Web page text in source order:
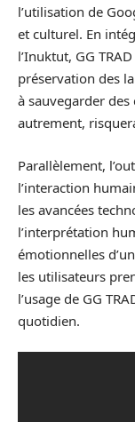
l’utilisation de
et culturel. En
l’Inuktut, GG
préservation des
à sauvegarder
autrement,
Parallèlement,
l’interaction
les avancées
l’interprétation
émotionnelles
les utilisateurs
l’usage de GG
quotidien.